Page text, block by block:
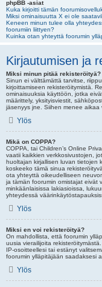
phpBB -asiat
Kuka kirjoitti tämän
Miksi ominaisuutta X ei ole
Keneen minun tulee olla
foorumiin liittyen?
Kuinka otan yhteyttä foorumin
Kirjautumisen ja
Miksi minun pitää rekisteröityä?
Sinun ei välttämättä tarvitse,
kirjoittamiseen rekisteröitymistä.
ominaisuuksia käyttöön, jotka
määrittely, yksityisviestit,
jäsenyys jne. Siihen menee aikaa
Ylös
Mikä on COPPA?
COPPA, tai Children’s Online
vaatii kaikkien verkkosivustojen,
huoltajan kirjallisen luvan tietojen
koskeeko tämä sinua
ota yhteyttä oikeudelliseen
ja tämän foorumin omistajat eivät
minkäänlaisissa lakiasioissa,
yhteydessä
Ylös
Miksi en voi rekisteröityä?
On mahdollista, että foorumin
uusia vierailijoita
IP-osoitteellesi tai estänyt
foorumin ylläpitäjään saadaksesi
Ylös